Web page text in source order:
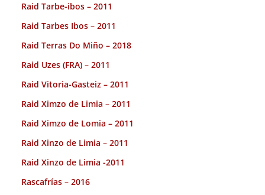
Raid Tarbe-ibos – 2011
Raid Tarbes Ibos – 2011
Raid Terras Do Miño – 2018
Raid Uzes (FRA) – 2011
Raid Vitoria-Gasteiz – 2011
Raid Ximzo de Limia – 2011
Raid Ximzo de Lomia – 2011
Raid Xinzo de Limia – 2011
Raid Xinzo de Limia -2011
Rascafrías – 2016